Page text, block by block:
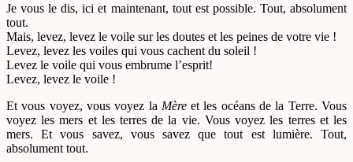
Je vous le dis, ici et maintenant, tout est possible. Tout, absolument
tout.
Mais, levez, levez le voile sur les doutes et les peines de votre vie !
Levez, levez les voiles qui vous cachent du soleil !
Levez le voile qui vous embrume l’esprit!
Levez, levez le voile !
Et vous voyez, vous voyez la Mèreet les océans de la Terre. Vous
voyez les mers et les terres de la vie. Vous voyez les terres et les
mers. Et vous savez, vous savez que tout est lumière. Tout,
absolument tout.